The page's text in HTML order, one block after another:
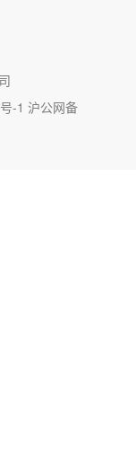
-1 沪公网备